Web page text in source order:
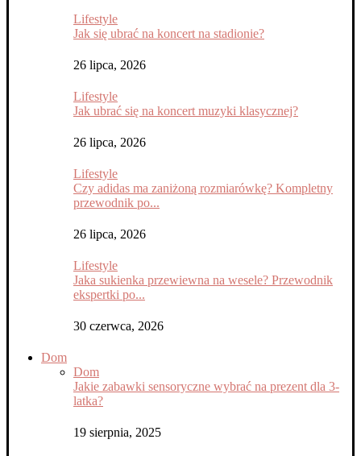
Lifestyle
Jak się ubrać na koncert na stadionie?
26 lipca, 2026
Lifestyle
Jak ubrać się na koncert muzyki klasycznej?
26 lipca, 2026
Lifestyle
Czy adidas ma zaniżoną rozmiarówkę? Kompletny
przewodnik po...
26 lipca, 2026
Lifestyle
Jaka sukienka przewiewna na wesele? Przewodnik
ekspertki po...
30 czerwca, 2026
Dom
Dom
Jakie zabawki sensoryczne wybrać na prezent dla 3-
latka?
19 sierpnia, 2025